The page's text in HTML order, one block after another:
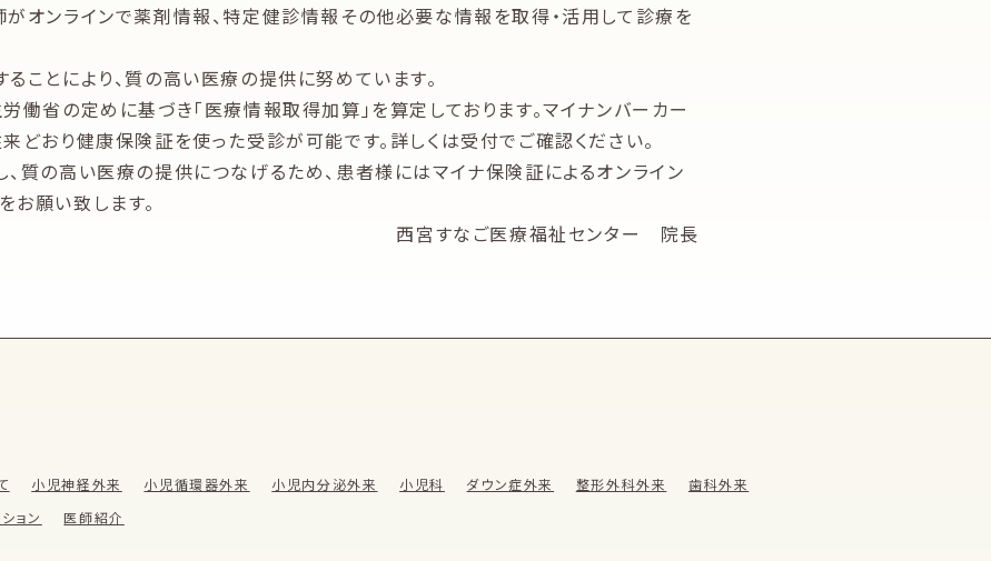
オンラインで薬剤情報、特定健診情報その他必要な情報を取得・活用して診療を
ことにより、質の高い医療の提供に努めています。
働省の定めに基づき「医療情報取得加算」を算定しております。マイナンバーカー
どおり健康保険証を使った受診が可能です。詳しくは受付でご確認ください。
質の高い医療の提供につなげるため、患者様にはマイナ保険証によるオンライン
願い致します。
西宮すなご医療福祉センター 院長
小児神経外来 小児循環器外来 小児内分泌外来 小児科 ダウン症外来 整形外科外来
歯科外来
ョン 医師紹介